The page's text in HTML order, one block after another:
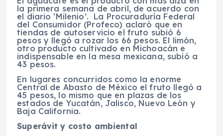
la primera semana de abril, de acuerdo con
el diario ‘Milenio’. La Procuraduría Federal
del Consumidor (Profeco) aclaró que en
tiendas de autoservicio el fruto subió 6
pesos y llegó a rozar los 66 pesos. El limón,
otro producto cultivado en Michoacán e
indispensable en la mesa mexicana, subió a
43 pesos.
En lugares concurridos como la enorme
Central de Abasto de México el fruto llegó a
45 pesos, lo mismo que en plazas de los
estados de Yucatán, Jalisco, Nuevo León y
Baja California.
Superávit y costo ambiental